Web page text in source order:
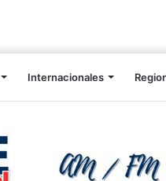
Internacionales